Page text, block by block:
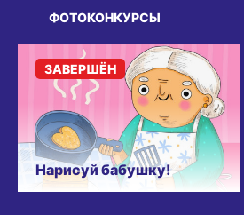
ФОТОКОНКУРСЫ
Нарисуй бабушку!
ЗАВЕРШЁН